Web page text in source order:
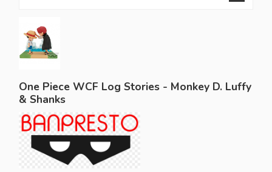
One Piece WCF Log Stories - Monkey D. Luffy
& Shanks